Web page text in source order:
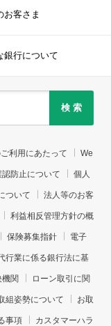
お客さま
銀行について
検 索
利用にあたって We
防止について 個人
ついて 法人等のお客
利益相反管理方針の概
保険募集指針 電子
行業に係る銀行法に基
関 ローン取引に関
組姿勢について お取
事項 カスタマーハラ